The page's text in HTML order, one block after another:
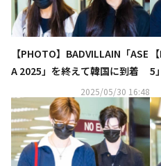
【PHOTO】BADVILLAIN「ASE
A 2025」を終えて韓国に到着
2025/05/30 16:48
5